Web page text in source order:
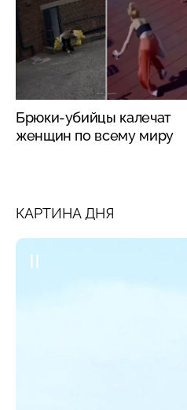
Брюки-убийцы калечат
женщин по всему миру
КАРТИНА ДНЯ